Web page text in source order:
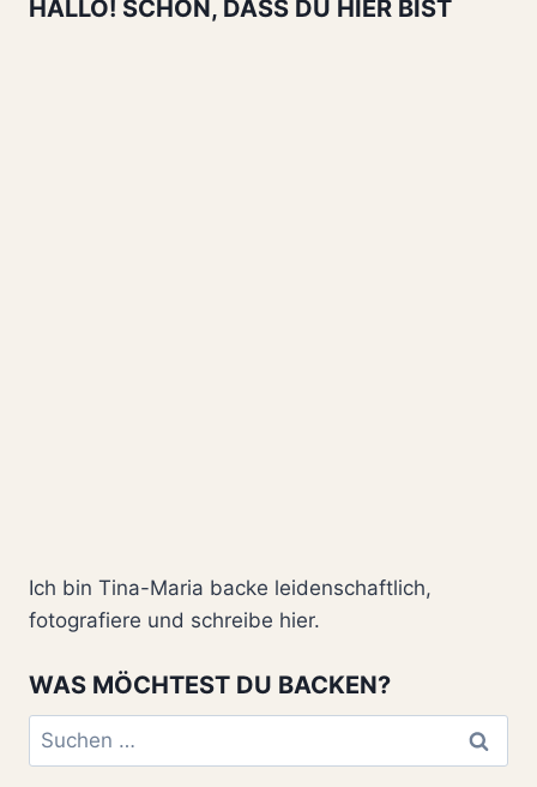
EIN
HALLO! SCHÖN, DASS DU HIER BIST
Ich bin Tina-Maria backe leidenschaftlich,
fotografiere und schreibe hier.
WAS MÖCHTEST DU BACKEN?
Suchen
nach: